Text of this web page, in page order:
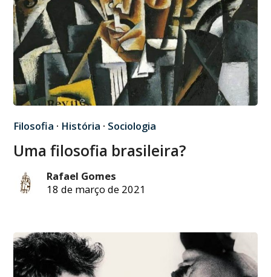
Filosofia · História · Sociologia
Uma filosofia brasileira?
Rafael Gomes
18 de março de 2021